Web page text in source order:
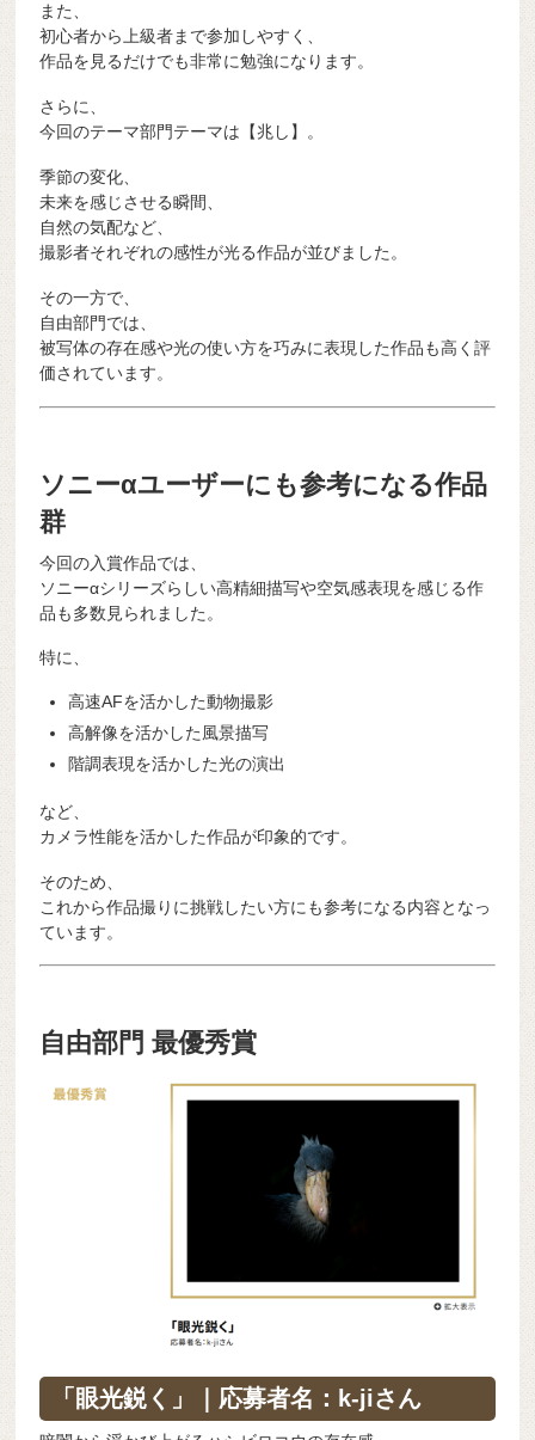
また、
初心者から上級者まで参加しやすく、
作品を見るだけでも非常に勉強になります。
さらに、
今回のテーマ部門テーマは【兆し】。
季節の変化、
未来を感じさせる瞬間、
自然の気配など、
撮影者それぞれの感性が光る作品が並びました。
その一方で、
自由部門では、
被写体の存在感や光の使い方を巧みに表現した作品も高く評
価されています。
ソニーαユーザーにも参考になる作品
群
今回の入賞作品では、
ソニーαシリーズらしい高精細描写や空気感表現を感じる作
品も多数見られました。
特に、
高速AFを活かした動物撮影
高解像を活かした風景描写
階調表現を活かした光の演出
など、
カメラ性能を活かした作品が印象的です。
そのため、
これから作品撮りに挑戦したい方にも参考になる内容となっ
ています。
自由部門 最優秀賞
「眼光鋭く」｜応募者名：k-jiさん